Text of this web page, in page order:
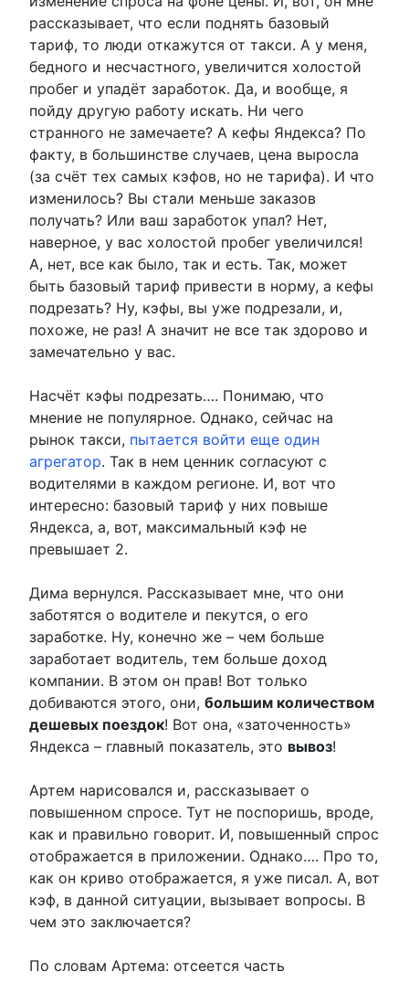
рассказывает, что если поднять базовый
тариф, то люди откажутся от такси. А у меня,
бедного и несчастного, увеличится холостой
пробег и упадёт заработок. Да, и вообще, я
пойду другую работу искать. Ни чего
странного не замечаете? А кефы Яндекса? По
факту, в большинстве случаев, цена выросла
(за счёт тех самых кэфов, но не тарифа). И что
изменилось? Вы стали меньше заказов
получать? Или ваш заработок упал? Нет,
наверное, у вас холостой пробег увеличился!
А, нет, все как было, так и есть. Так, может
быть базовый тариф привести в норму, а кефы
подрезать? Ну, кэфы, вы уже подрезали, и,
похоже, не раз! А значит не все так здорово и
замечательно у вас.
Насчёт кэфы подрезать…. Понимаю, что
мнение не популярное. Однако, сейчас на
рынок такси, пытается войти еще один
агрегатор. Так в нем ценник согласуют с
водителями в каждом регионе. И, вот что
интересно: базовый тариф у них повыше
Яндекса, а, вот, максимальный кэф не
превышает 2.
Дима вернулся. Рассказывает мне, что они
заботятся о водителе и пекутся, о его
заработке. Ну, конечно же – чем больше
заработает водитель, тем больше доход
компании. В этом он прав! Вот только
добиваются этого, они, большим количеством
дешевых поездок! Вот она, «заточенность»
Яндекса – главный показатель, это вывоз!
Артем нарисовался и, рассказывает о
повышенном спросе. Тут не поспоришь, вроде,
как и правильно говорит. И, повышенный спрос
отображается в приложении. Однако…. Про то,
как он криво отображается, я уже писал. А, вот
кэф, в данной ситуации, вызывает вопросы. В
чем это заключается?
По словам Артема: отсеется часть